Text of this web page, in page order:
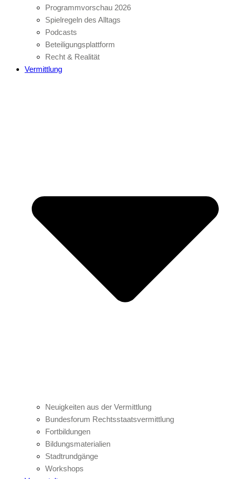
Programmvorschau 2026
Spielregeln des Alltags
Podcasts
Beteiligungsplattform
Recht & Realität
Vermittlung
Neuigkeiten aus der Vermittlung
Bundesforum Rechtsstaatsvermittlung
Fortbildungen
Bildungsmaterialien
Stadtrundgänge
Workshops